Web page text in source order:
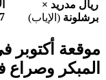
ريال مدريد ×
برشلونة (الإياب)
موقعة أكتوبر
المبكر وصراع